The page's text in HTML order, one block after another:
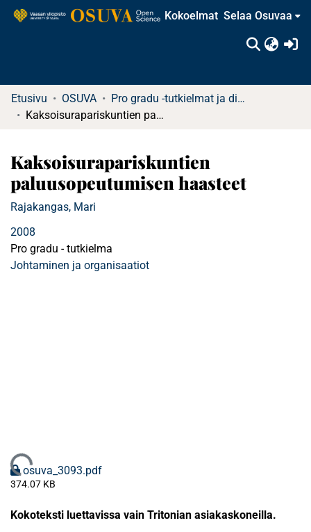
Kokoelmat Selaa Osuvaa
Etusivu OSUVA
Pro gradu -tutkielmat ja diplomityöt (rajattu saatavuus)
Kaksoisurapariskuntien paluusopeutumisen haasteet
Kaksoisurapariskuntien
paluusopeutumisen haasteet
Rajakangas, Mari
2008
Pro gradu - tutkielma
Johtaminen ja organisaatiot
Ladataan...osuva_3093.pdf
374.07 KB
Kokoteksti luettavissa vain Tritonian asiakaskoneilla.